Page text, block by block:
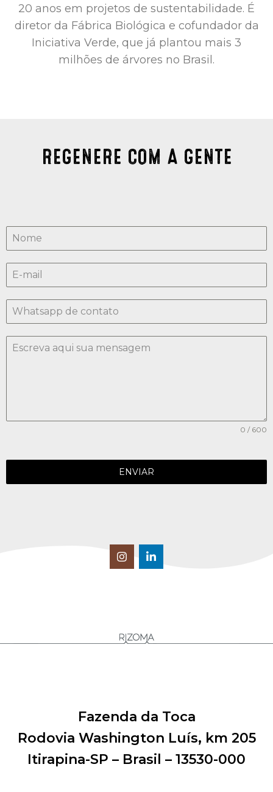
20 anos em projetos de sustentabilidade. É
diretor da Fábrica Biológica e cofundador da
Iniciativa Verde, que já plantou mais 3
milhões de árvores no Brasil.
REGENERE COM A GENTE
0 / 600
ENVIAR
Fazenda da Toca
Rodovia Washington Luís, km 205
Itirapina-SP – Brasil – 13530-000